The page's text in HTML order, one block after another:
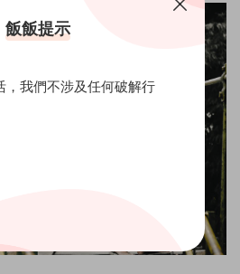
飯飯提示
，我們不涉及任何破解行